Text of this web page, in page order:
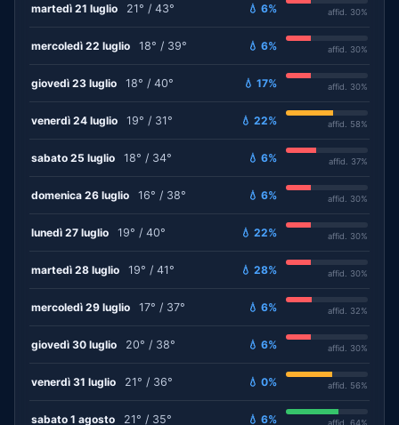
martedì 21 luglio 21° / 43° 💧 6% affid. 30%
mercoledì 22 luglio 18° / 39° 💧 6% affid. 30%
giovedì 23 luglio 18° / 40° 💧 17% affid. 30%
venerdì 24 luglio 19° / 31° 💧 22% affid. 58%
sabato 25 luglio 18° / 34° 💧 6% affid. 37%
domenica 26 luglio 16° / 38° 💧 6% affid. 30%
lunedì 27 luglio 19° / 40° 💧 22% affid. 30%
martedì 28 luglio 19° / 41° 💧 28% affid. 30%
mercoledì 29 luglio 17° / 37° 💧 6% affid. 32%
giovedì 30 luglio 20° / 38° 💧 6% affid. 30%
venerdì 31 luglio 21° / 36° 💧 0% affid. 56%
sabato 1 agosto 21° / 35° 💧 6% affid. 64%